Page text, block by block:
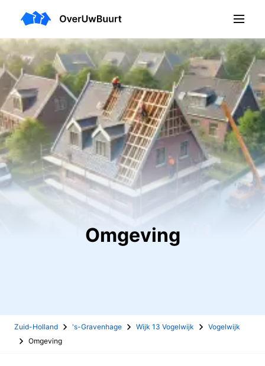
Omgeving
Zuid-Holland 's-Gravenhage Wijk 13 Vogelwijk
Vogelwijk
Omgeving